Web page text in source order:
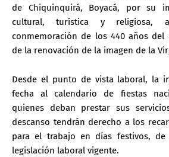
de Chiquinquirá, Boyacá, por su
cultural, turística y
conmemoración de los 440 años
de la renovación de la imagen de la
Desde el punto de vista laboral, la
fecha al calendario de fiestas
quienes deban prestar sus
descanso tendrán derecho a los
para el trabajo en días festivos,
legislación laboral vigente.